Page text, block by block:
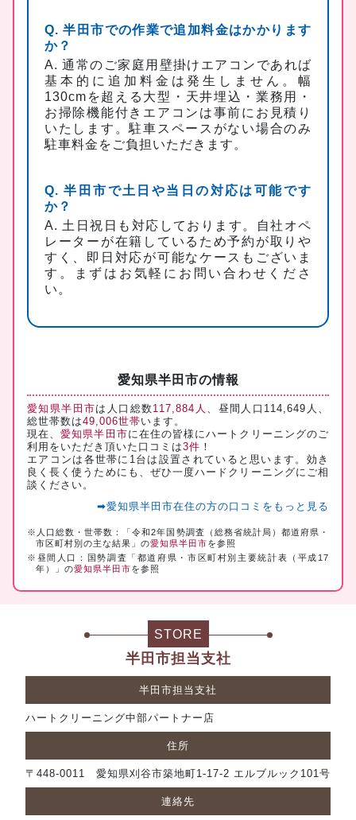
Q. 半田市での作業で追加料金はかかります
か？
A. 通常のご家庭用壁掛けエアコンであれば
基本的に追加料金は発生しません。幅
130cmを超える大型・天井埋込・業務用・
お掃除機能付きエアコンは事前にお見積り
いたします。駐車スペースがない場合のみ
駐車料金をご負担いただきます。
Q. 半田市で土日や当日の対応は可能です
か？
A. 土日祝日も対応しております。自社オペ
レーターが在籍しているため予約が取りや
すく、即日対応が可能なケースもございま
す。まずはお気軽にお問い合わせくださ
い。
愛知県半田市の情報
愛知県半田市は人口総数117,884人 、昼間人口114,649人、
総世帯数は49,006世帯います。
現在、愛知県半田市に在住の皆様にハートクリーニングのご
利用をいただき頂いた口コミは3件 ！
エアコンは各世帯に1台は設置されていると思います。効き
良く長く使うためにも、ぜひ一度ハードクリーニングにご相
談ください。
➡愛知県半田市在住の方の口コミをもっと見る
※人口総数・世帯数：「令和2年国勢調査（総務省統計局）都道府県・
市区町村別の主な結果」の愛知県半田市を参照
※昼間人口：国勢調査「都道府県・市区町村別主要統計表（平成17
年）」の愛知県半田市を参照
STORE
半田市担当支社
半田市担当支社
ハートクリーニング中部パートナー店
住所
〒448-0011 愛知県刈谷市築地町1-17-2 エルブルック101号
連絡先